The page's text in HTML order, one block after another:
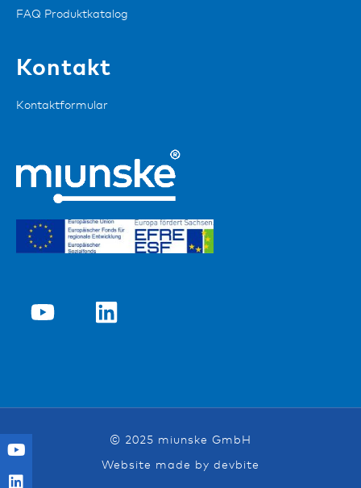
FAQ Produktkatalog
Kontakt
Kontaktformular
© 2025 miunske GmbH
Website made by devbite